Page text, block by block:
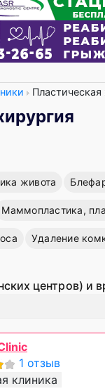
Пластическая
живота
Маммопластика,
Удаление
центров) и
1 отзыв
клиника